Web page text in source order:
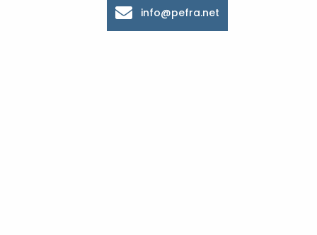
info@pefra.net